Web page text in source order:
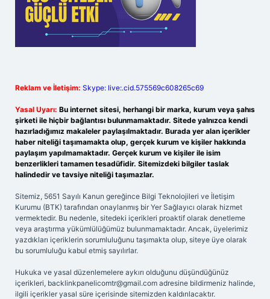
Reklam ve İletişim: Skype: live:.cid.575569c608265c69
Yasal Uyarı: Bu internet sitesi, herhangi bir marka, kurum veya şahıs
şirketi ile hiçbir bağlantısı bulunmamaktadır. Sitede yalnızca kendi
hazırladığımız makaleler paylaşılmaktadır. Burada yer alan içerikler
haber niteliği taşımamakta olup, gerçek kurum ve kişiler hakkında
paylaşım yapılmamaktadır. Gerçek kurum ve kişiler ile isim
benzerlikleri tamamen tesadüfidir. Sitemizdeki bilgiler taslak
halindedir ve tavsiye niteliği taşımazlar.
Sitemiz, 5651 Sayılı Kanun gereğince Bilgi Teknolojileri ve İletişim
Kurumu (BTK) tarafından onaylanmış bir Yer Sağlayıcı olarak hizmet
vermektedir. Bu nedenle, sitedeki içerikleri proaktif olarak denetleme
veya araştırma yükümlülüğümüz bulunmamaktadır. Ancak, üyelerimiz
yazdıkları içeriklerin sorumluluğunu taşımakta olup, siteye üye olarak
bu sorumluluğu kabul etmiş sayılırlar.
Hukuka ve yasal düzenlemelere aykırı olduğunu düşündüğünüz
içerikleri, backlinkpanelicomtr@gmail.com adresine bildirmeniz halinde,
ilgili içerikler yasal süre içerisinde sitemizden kaldırılacaktır.